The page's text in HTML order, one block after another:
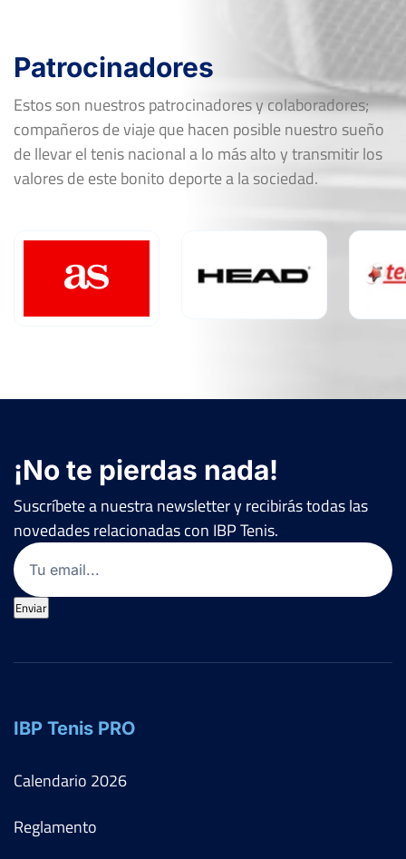
Patrocinadores
Estos son nuestros patrocinadores y colaboradores;
compañeros de viaje que hacen posible nuestro sueño
de llevar el tenis nacional a lo más alto y transmitir los
valores de este bonito deporte a la sociedad.
¡No te pierdas nada!
Suscríbete a nuestra newsletter y recibirás todas las
novedades relacionadas con IBP Tenis.
Email
Enviar
IBP Tenis PRO
Calendario 2026
Reglamento